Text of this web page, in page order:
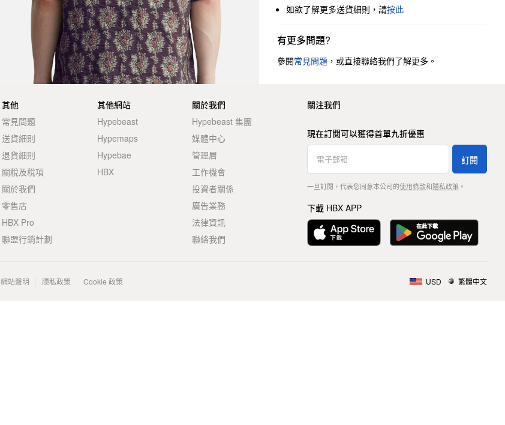
如欲了解更多送貨細則，請按此
有更多問題?
參閱常見問題 ，或直接聯絡我們了解更多。
其他
常見問題
送貨細則
退貨細則
關稅及稅項
關於我們
零售店
HBX Pro
聯盟行銷計劃
其他網站
Hypebeast
Hypemaps
Hypebae
HBX
關於我們
Hypebeast 集團
媒體中心
管理層
工作機會
投資者關係
廣告業務
法律資訊
聯絡我們
關注我們
現在訂閱可以獲得首單九折優惠
訂閱
一旦訂閱，代表您同意本公司的使用條款和隱私政策。
下載 HBX APP
網站聲明 隱私政策 Cookie 政策 USD 繁體中文